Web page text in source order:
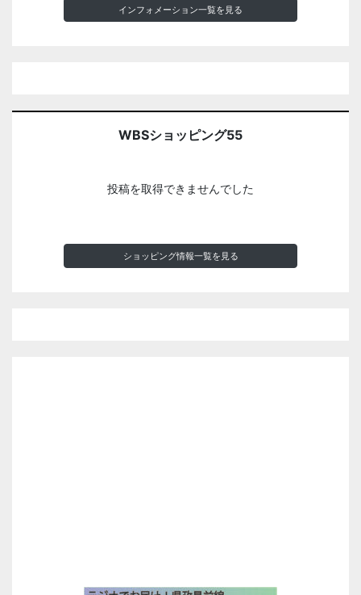
インフォメーション一覧を見る
WBSショッピング55
投稿を取得できませんでした
ショッピング情報一覧を見る